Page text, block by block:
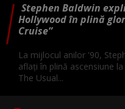
Stephen Baldwin
Hollywood în plină
Cruise”
La mijlocul anilor '90,
aflați în plină ascensiune
The Usual...